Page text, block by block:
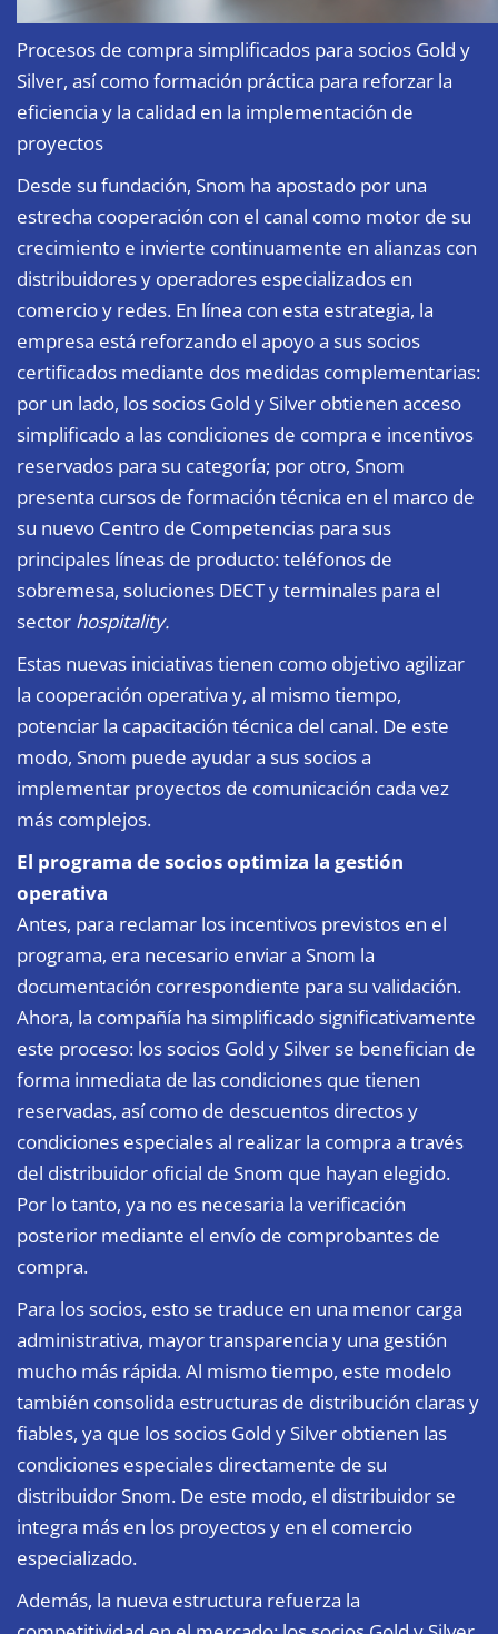
Procesos de compra simplificados para socios Gold y
Silver, así como formación práctica para reforzar la
eficiencia y la calidad en la implementación de
proyectos
Desde su fundación, Snom ha apostado por una
estrecha cooperación con el canal como motor de su
crecimiento e invierte continuamente en alianzas con
distribuidores y operadores especializados en
comercio y redes. En línea con esta estrategia, la
empresa está reforzando el apoyo a sus socios
certificados mediante dos medidas complementarias:
por un lado, los socios Gold y Silver obtienen acceso
simplificado a las condiciones de compra e incentivos
reservados para su categoría; por otro, Snom
presenta cursos de formación técnica en el marco de
su nuevo Centro de Competencias para sus
principales líneas de producto: teléfonos de
sobremesa, soluciones DECT y terminales para el
sector hospitality.
Estas nuevas iniciativas tienen como objetivo agilizar
la cooperación operativa y, al mismo tiempo,
potenciar la capacitación técnica del canal. De este
modo, Snom puede ayudar a sus socios a
implementar proyectos de comunicación cada vez
más complejos.
El programa de socios optimiza la gestión
operativa
Antes, para reclamar los incentivos previstos en el
programa, era necesario enviar a Snom la
documentación correspondiente para su validación.
Ahora, la compañía ha simplificado significativamente
este proceso: los socios Gold y Silver se benefician de
forma inmediata de las condiciones que tienen
reservadas, así como de descuentos directos y
condiciones especiales al realizar la compra a través
del distribuidor oficial de Snom que hayan elegido.
Por lo tanto, ya no es necesaria la verificación
posterior mediante el envío de comprobantes de
compra.
Para los socios, esto se traduce en una menor carga
administrativa, mayor transparencia y una gestión
mucho más rápida. Al mismo tiempo, este modelo
también consolida estructuras de distribución claras y
fiables, ya que los socios Gold y Silver obtienen las
condiciones especiales directamente de su
distribuidor Snom. De este modo, el distribuidor se
integra más en los proyectos y en el comercio
especializado.
Además, la nueva estructura refuerza la